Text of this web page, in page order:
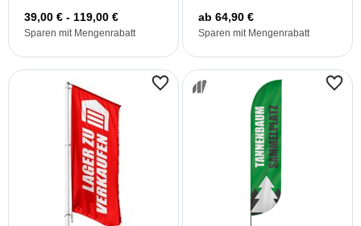
39,00 € - 119,00 €
Sparen mit Mengenrabatt
ab 64,90 €
Sparen mit Mengenrabatt